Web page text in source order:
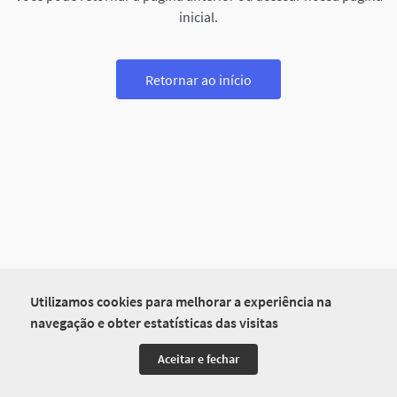
Utilizamos cookies para melhorar a experiência na
navegação e obter estatísticas das visitas
Aceitar e fechar
inicial.
Retornar ao início